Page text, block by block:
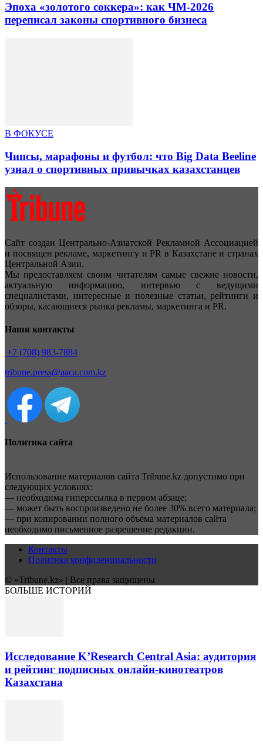
Эпоха «золотого соккера»: как ЧМ-2026
переписал законы спортивного бизнеса
В ФОКУСЕ
Чипсы, марафоны и футбол: что Big Data Beeline
узнал о спортивных привычках казахстанцев
Сайт создан Центрально-Азиатской Рекламной Ассоциацией
и посвящен рекламе, маркетингу и PR в Казахстане и странах
Центральной Азии.
Мы предоставляем своим читателям самые свежие новости,
актуальную информацию, интервью с ведущими
специалистами, интересные и полезные статьи, рейтинги и
обзоры, касающиеся рынка рекламы, маркетинга и PR.
Наши контакты
+7 (708) 983-7884
tribune.press@aaca.com.kz
Политика сайта
Использование материалов сайта Tribune.kz допустимо при
следующих условиях:
— необходима гиперссылка в первом абзаце;
— может быть воспроизведено не более 30% всего материала;
— при копировании полного объёма материалов сайта
необходимо письменное разрешение редакции.
Контакты
Политика конфиденциальности
© «Tribune.kz» | Все права защищены
БОЛЬШЕ ИСТОРИЙ
Исследование K’Research Central Asia: аудитория
и рейтинг подписных онлайн-кинотеатров
Казахстана